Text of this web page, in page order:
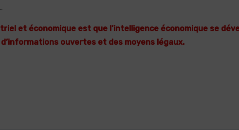
et économique est que l’intelligence économique se
ouvertes et des moyens légaux.